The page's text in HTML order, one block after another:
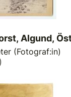
Algund,
(Fotograf:in)